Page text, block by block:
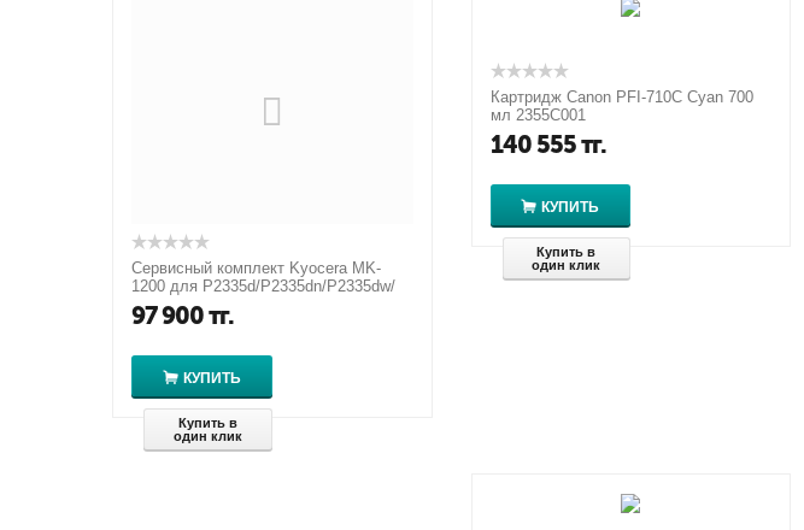
Сервисный комплект Kyocera MK-
1200 для P2335d/P2335dn/P2335dw/
M2235dn/M2735dn/M2835dw
97 900тг.
КУПИТЬ
Купить в
один клик
Картридж Canon PFI-710C Cyan 700
мл 2355C001
140 555тг.
КУПИТЬ
Купить в
один клик